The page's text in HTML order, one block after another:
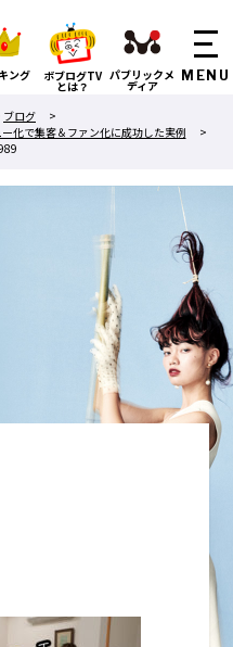
ング ボブログTV
とは？
パブリックメ
ディア
ブログ
>
化で集客＆ファン化に成功した実例
>